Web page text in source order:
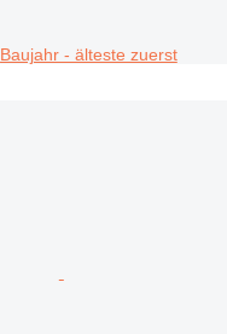
Baujahr - älteste zuerst